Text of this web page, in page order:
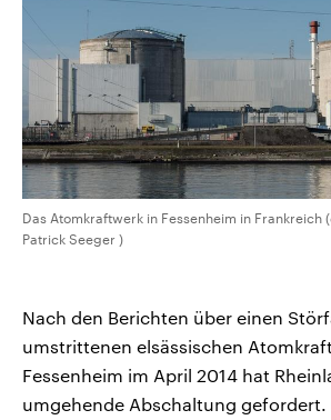
Das Atomkraftwerk in Fessenheim in
Patrick Seeger )
Nach den Berichten über einen
umstrittenen elsässischen
Fessenheim im April 2014 hat
umgehende Abschaltung gefordert.